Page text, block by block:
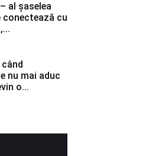
al șaselea
conectează cu
nu mai aduc
o...